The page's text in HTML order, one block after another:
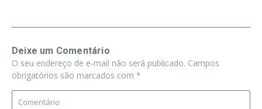
Deixe um Comentário
O seu endereço de e-mail não será publicado. Campos
obrigatórios são marcados com *